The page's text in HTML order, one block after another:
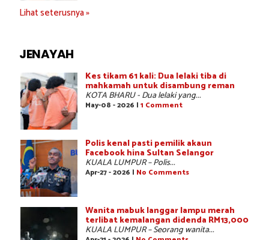
Lihat seterusnya »
JENAYAH
Kes tikam 61 kali: Dua lelaki tiba di
mahkamah untuk disambung reman
KOTA BHARU - Dua lelaki yang...
May-08 - 2026 | 1 Comment
Polis kenal pasti pemilik akaun
Facebook hina Sultan Selangor
KUALA LUMPUR – Polis...
Apr-27 - 2026 | No Comments
Wanita mabuk langgar lampu merah
terlibat kemalangan didenda RM13,000
KUALA LUMPUR – Seorang wanita...